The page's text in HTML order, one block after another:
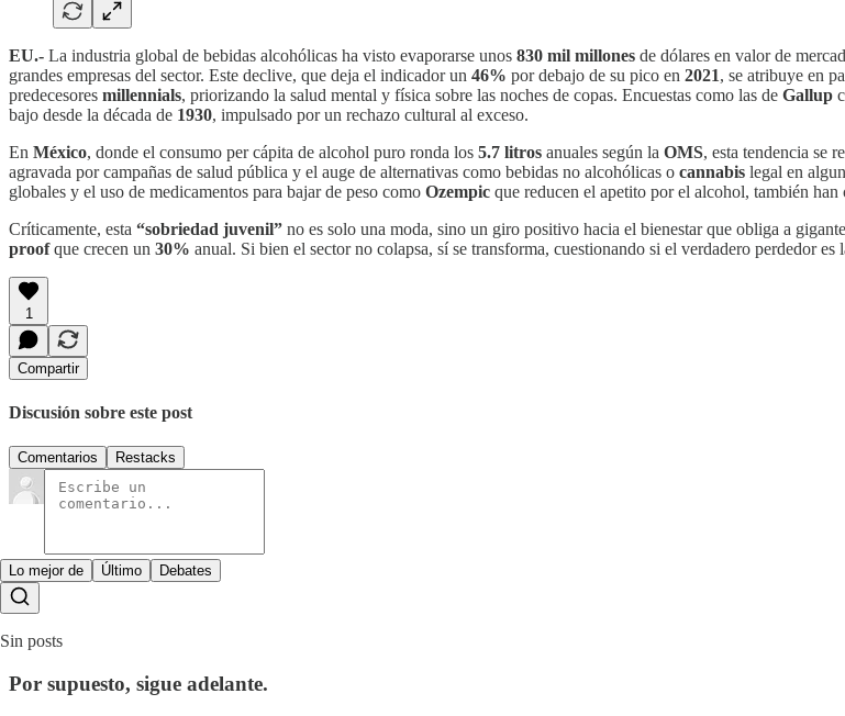
EU.- La industria global de bebidas alcohólicas ha visto evaporarse unos 830 mil millones de dólares en valor de
grandes empresas del sector. Este declive, que deja el indicador un 46% por debajo de su pico en 2021, se atribuye en
predecesores millennials, priorizando la salud mental y física sobre las noches de copas. Encuestas como las de Gallup
bajo desde la década de 1930, impulsado por un rechazo cultural al exceso.
En México, donde el consumo per cápita de alcohol puro ronda los 5.7 litros anuales según la OMS, esta tendencia se
agravada por campañas de salud pública y el auge de alternativas como bebidas no alcohólicas o cannabis legal en
globales y el uso de medicamentos para bajar de peso como Ozempic que reducen el apetito por el alcohol, también
Críticamente, esta “sobriedad juvenil” no es solo una moda, sino un giro positivo hacia el bienestar que obliga a
proofque crecen un 30% anual. Si bien el sector no colapsa, sí se transforma, cuestionando si el verdadero perdedor
1
Compartir
Discusión sobre este post
Comentarios Restacks
Lo mejor de Último Debates
Sin posts
Por supuesto, sigue adelante.